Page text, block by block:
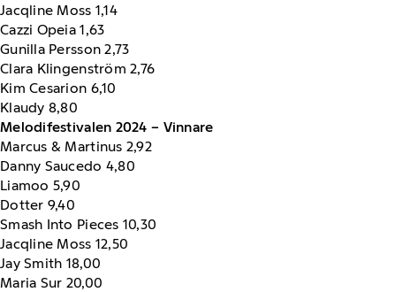
Jacqline Moss 1,14
Cazzi Opeia 1,63
Gunilla Persson 2,73
Clara Klingenström 2,76
Kim Cesarion 6,10
Klaudy 8,80
Melodifestivalen 2024 – Vinnare
Marcus & Martinus 2,92
Danny Saucedo 4,80
Liamoo 5,90
Dotter 9,40
Smash Into Pieces 10,30
Jacqline Moss 12,50
Jay Smith 18,00
Maria Sur 20,00